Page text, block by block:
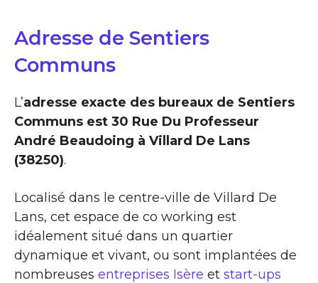
Adresse de Sentiers
Communs
L’adresse exacte des bureaux de Sentiers
Communs est 30 Rue Du Professeur
André Beaudoing à Villard De Lans
(38250).
Localisé dans le centre-ville de Villard De
Lans, cet espace de co working est
idéalement situé dans un quartier
dynamique et vivant, ou sont implantées de
nombreuses entreprises Isère et start-ups